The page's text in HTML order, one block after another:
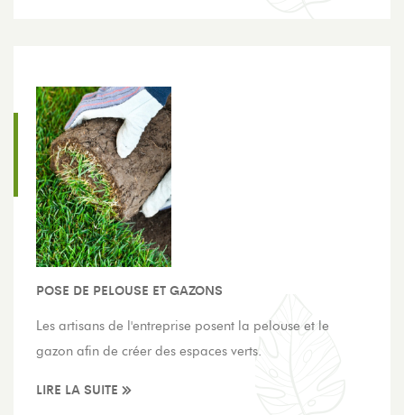
POSE DE PELOUSE ET GAZONS
Les artisans de l'entreprise posent la pelouse et le
gazon afin de créer des espaces verts.
LIRE LA SUITE